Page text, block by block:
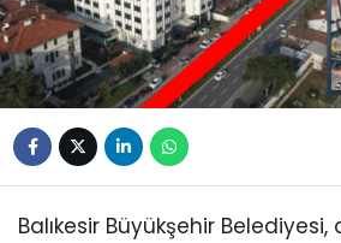
Balıkesir Büyükşehir